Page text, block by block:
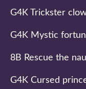
G4K Trickster
G4K Mystic
8B Rescue the
G4K Cursed